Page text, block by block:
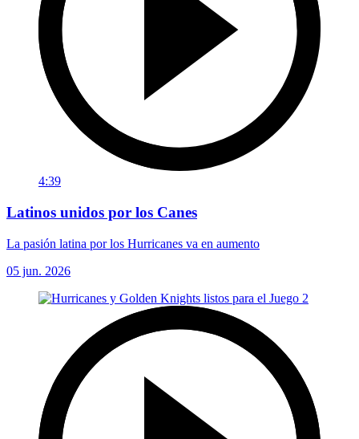
4:39
Latinos unidos por los Canes
La pasión latina por los Hurricanes va en aumento
05 jun. 2026